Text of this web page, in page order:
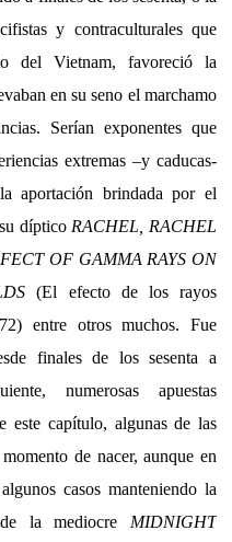
y contraculturales que
del Vietnam, favoreció la
en su seno el marchamo
Serían exponentes que
extremas –y caducas-
aportación brindada por el
díptico RACHEL, RACHEL
OF GAMMA RAYS ON
(El efecto de los rayos
entre otros muchos. Fue
finales de los sesenta a
numerosas apuestas
este capítulo, algunas de las
de nacer, aunque en
casos manteniendo la
la mediocre MIDNIGHT